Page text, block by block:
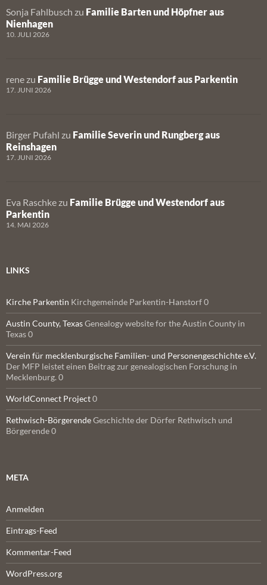
Sonja Fahlbusch zu Familie Barten und Höpfner aus
Nienhagen
10. JULI 2026
rene zu Familie Brügge und Westendorf aus Parkentin
17. JUNI 2026
Birger Pufahl zu Familie Severin und Rungberg aus
Reinshagen
17. JUNI 2026
Eva Raschke zu Familie Brügge und Westendorf aus
Parkentin
14. MAI 2026
LINKS
Kirche Parkentin Kirchgemeinde Parkentin-Hanstorf 0
Austin County, TexasGenealogy website for the Austin County in
Texas 0
Verein für mecklenburgische Familien- und Personengeschichte e.V.
Der MFP leistet einen Beitrag zur genealogischen Forschung in
Mecklenburg. 0
WorldConnect Project0
Rethwisch-BörgerendeGeschichte der Dörfer Rethwisch und
Börgerende 0
META
Anmelden
Eintrags-Feed
Kommentar-Feed
WordPress.org